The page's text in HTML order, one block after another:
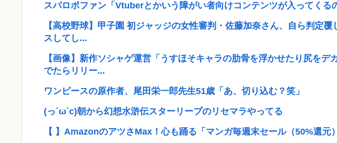
スパロボファン「Vtuberとかいう障がい者向けコンテンツが入ってく
【高校野球】甲子園 初ジャッジの女性審判・佐藤加奈さん、自ら判定覆
スしてし...
【画像】新作ソシャゲ運営「うすほそキャラの肋骨を浮かせたり尻をデ
でたらリリー...
ワンピースの原作者、尾田栄一郎先生51歳「あ、切り込む？笑」
(っ´ω`c)朝から幻想水滸伝スターリープのリセマラやってる
【 】AmazonのアツさMax！心も踊る「マンガ毎週末セール（50%還元